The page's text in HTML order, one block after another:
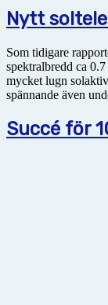
Nytt
Som tidigare
spektralbredd ca
mycket lugn
spännande även
Succé för